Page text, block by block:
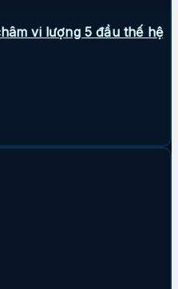
vi lượng 5 đầu thế hệ